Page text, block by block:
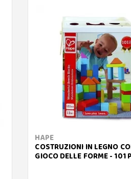
HAPE
COSTRUZIONI IN LEGNO
GIOCO DELLE FORME - 101